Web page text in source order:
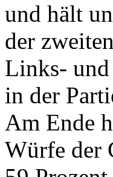
und hält
der
Links- und
in der
Am Ende
Würfe der